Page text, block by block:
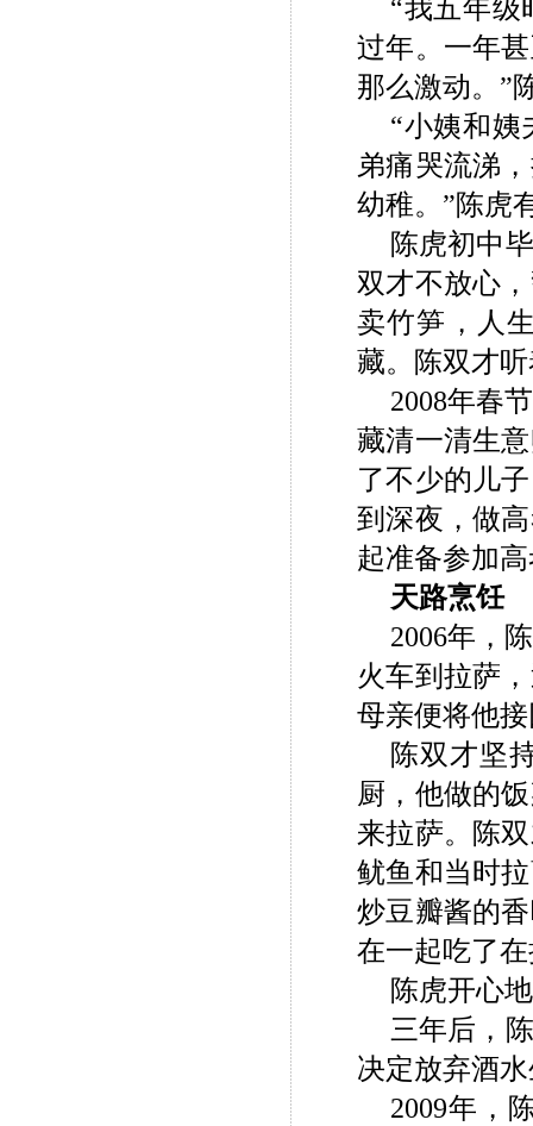
“我五年级
过年。一年
那么激动。”
“小姨和姨
弟痛哭流涕
幼稚。”陈虎
陈虎初中
双才不放心
卖竹笋，人
藏。陈双才
2008年春
藏清一清生
了不少的儿
到深夜，做
起准备参加
天路烹饪
2006年，
火车到拉萨
母亲便将他
陈双才坚
厨，他做的
来拉萨。陈
鱿鱼和当时
炒豆瓣酱的
在一起吃了
陈虎开心
三年后，
决定放弃酒
2009年，